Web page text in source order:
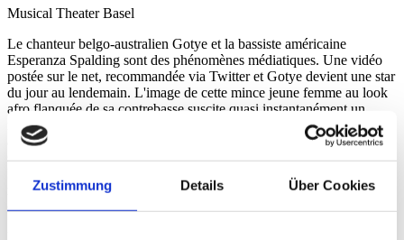
Zustimmung Details Über Cookies
Musical Theater Basel
Le chanteur belgo-australien Gotye et la bassiste américaine
Esperanza Spalding sont des phénomènes médiatiques. Une vidéo
postée sur le net, recommandée via Twitter et Gotye devient une star
du jour au lendemain. L'image de cette mince jeune femme au look
afro flanquée de sa contrebasse suscite quasi instantanément un
immense intérêt. Mais le public en demande davantage. Et ces deux
artistes peuvent le lui offrir. Gotye compose des morceaux
sensationnels sur la base de divers samples récoltés ici et là.
Esperanza se construit sur la base de multiples influences son propre
monde musical. Tous deux nous offrent une matière dense comme
on ne la rencontre pas tous les jours.